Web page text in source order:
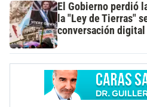
El Gobierno perdió
la "Ley de Tierras"
conversación digital